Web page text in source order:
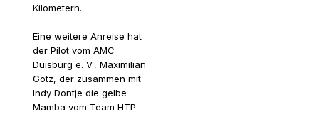
Kilometern.
Eine weitere Anreise hat
der Pilot vom AMC
Duisburg e. V., Maximilian
Götz, der zusammen mit
Indy Dontje die gelbe
Mamba vom Team HTP